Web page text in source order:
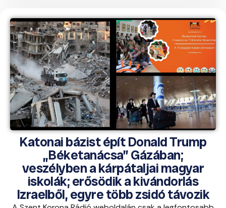
Katonai bázist épít Donald Trump
„Béketanácsa” Gázában;
veszélyben a kárpátaljai magyar
iskolák; erősödik a kivándorlás
Izraelből, egyre több zsidó távozik